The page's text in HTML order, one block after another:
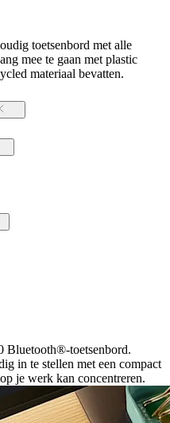
toetsenbord met alle
mee te gaan met plastic
materiaal bevatten.
Bluetooth®-toetsenbord.
in te stellen met een compact
je werk kan concentreren.